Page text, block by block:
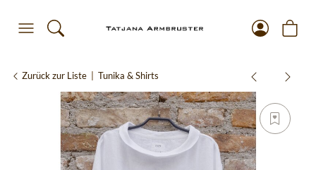
Zurück zur Liste Tunika & Shirts